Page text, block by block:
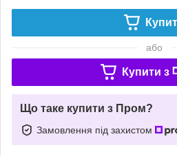
або
Купити з
Що таке купити з Пром?
Замовлення під захистом